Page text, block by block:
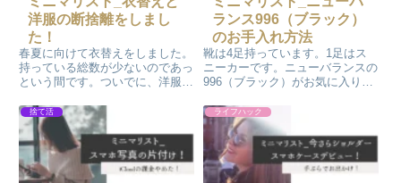
洋服の断捨離をしまし
た！
春夏に向けて衣替えをしました。
持っている総数が少ないのであっ
という間です。ついでに、洋服の
服を処分して新しいモノを購入で
す。洋服が入れ替わって気分もク
ローゼットもスッキリです！
ランス996（ブラック）
のお手入れ方法
靴は4足持っています。1足はス
ニーカーです。ニューバランスの
996（ブラック）がお気に入りで
近スエード部分を補色する
『FAMACO スエードカラーリキ
ッド』（ブラック）を購入してお
手入れしてみました。
捨て活 ライフハック